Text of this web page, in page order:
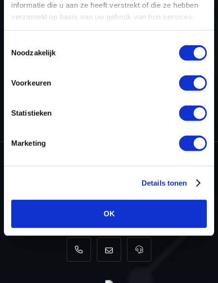
informatie die u aan ze heeft verstrekt of die ze hebben
verzameld op basis van uw gebruik van hun services.
Noodzakelijk
Voorkeuren
Statistieken
Marketing
Details tonen
OK
HOME PROJECTEN
STAGE 2 GEREED VOOR DE BMW M8 4.4 BI-
TURBO V8 COMPETITION
Dyno-ChiptuningFiles.com
Nederland
+31 35 820 0967
info@dyno-Voor tool support,